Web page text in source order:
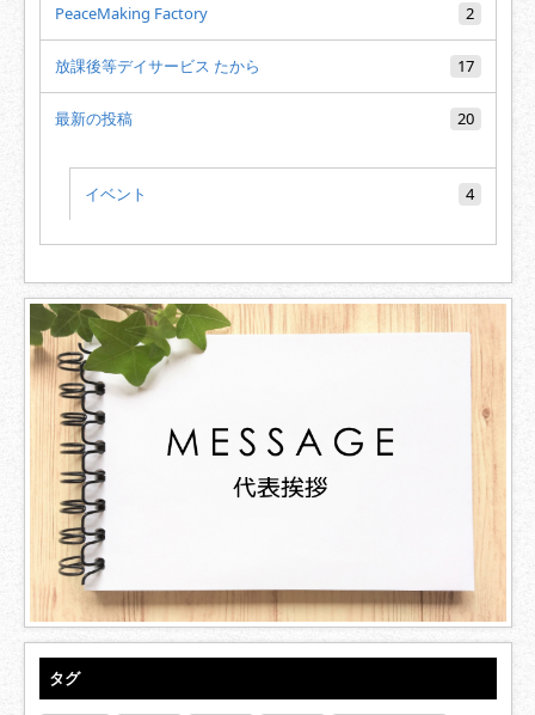
PeaceMaking Factory 2
放課後等デイサービス たから 17
最新の投稿 20
イベント 4
タグ